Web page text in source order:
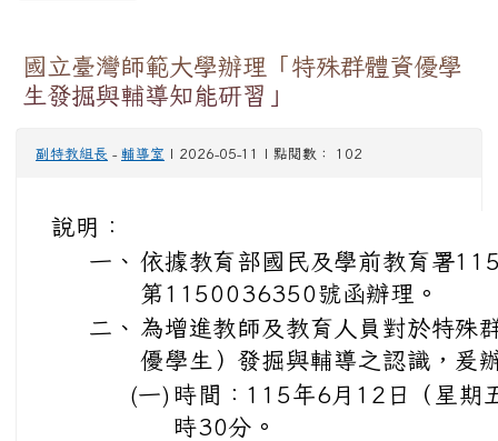
國立臺灣師範大學辦理「特殊群體資優學
生發掘與輔導知能研習」
副特教組長 - 輔導室 | 2026-05-11 | 點閱數： 102
說明：
一、 依據教育部國民及學前教育署
第1150036350號函辦理。
二、 為增進教師及教育人員對於特殊
優學生）發掘與輔導之認識，爰
(一) 時間：115年6月12日（星期
時30分。